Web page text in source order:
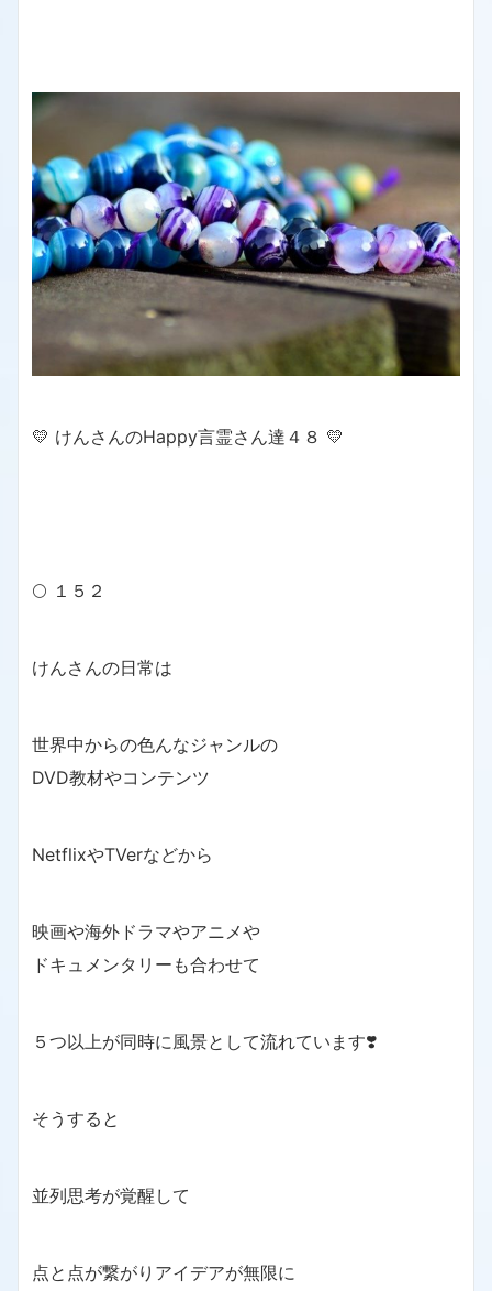
💛 けんさんのHappy言霊さん達４８ 💛
🌕 １５２
けんさんの日常は
世界中からの色んなジャンルの
DVD教材やコンテンツ
NetflixやTVerなどから
映画や海外ドラマやアニメや
ドキュメンタリーも合わせて
５つ以上が同時に風景として流れています❣️
そうすると
並列思考が覚醒して
点と点が繋がりアイデアが無限に